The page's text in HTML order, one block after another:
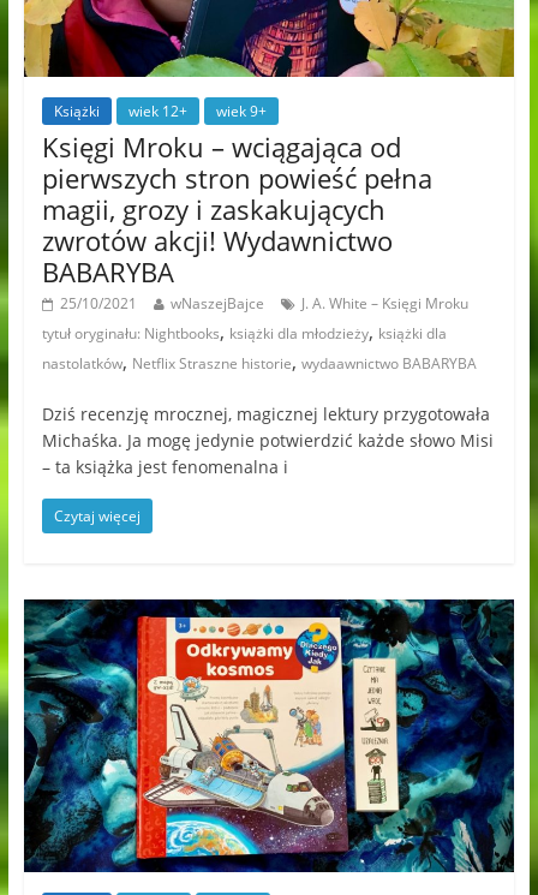
Książki wiek 12+ wiek 9+
Księgi Mroku – wciągająca od
pierwszych stron powieść pełna
magii, grozy i zaskakujących
zwrotów akcji! Wydawnictwo
BABARYBA
25/10/2021 wNaszejBajce
J. A. White – Księgi Mroku
tytuł oryginału: Nightbooks, książki dla młodzieży, książki dla
nastolatków, Netflix Straszne historie, wydaawnictwo BABARYBA
Dziś recenzję mrocznej, magicznej lektury przygotowała
Michaśka. Ja mogę jedynie potwierdzić każde słowo Misi
– ta książka jest fenomenalna i
Czytaj więcej